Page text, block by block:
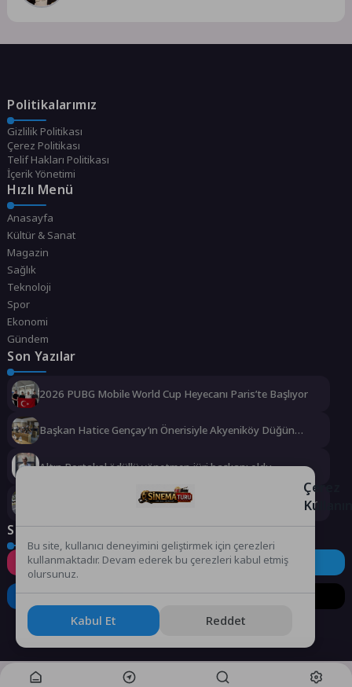
Politikalarımız
Gizlilik Politikası
Çerez Politikası
Telif Hakları Politikası
İçerik Yönetimi
Hızlı Menü
Anasayfa
Kültür & Sanat
Magazin
Sağlık
Teknoloji
Spor
Ekonomi
Gündem
Son Yazılar
2026 PUBG Mobile World Cup Heyecanı Paris’te Başlıyor
Başkan Hatice Gençay’ın Önerisiyle Akyeniköy Düğün
Altın Portakal ödüllü yönetmen jüri başkanı oldu
Rauf Denktaş ve Bülent Ecevit Bulvarı yolları asfaltlanıyor
Sosyal Medya
Instagram Facebook Twitter
LinkedIn YouTube TikTok
Çerez
Bu site, kullanıcı deneyimini geliştirmek için çerezleri
kullanmaktadır. Devam ederek bu çerezleri kabul etmiş
olursunuz.
Kabul Et Reddet